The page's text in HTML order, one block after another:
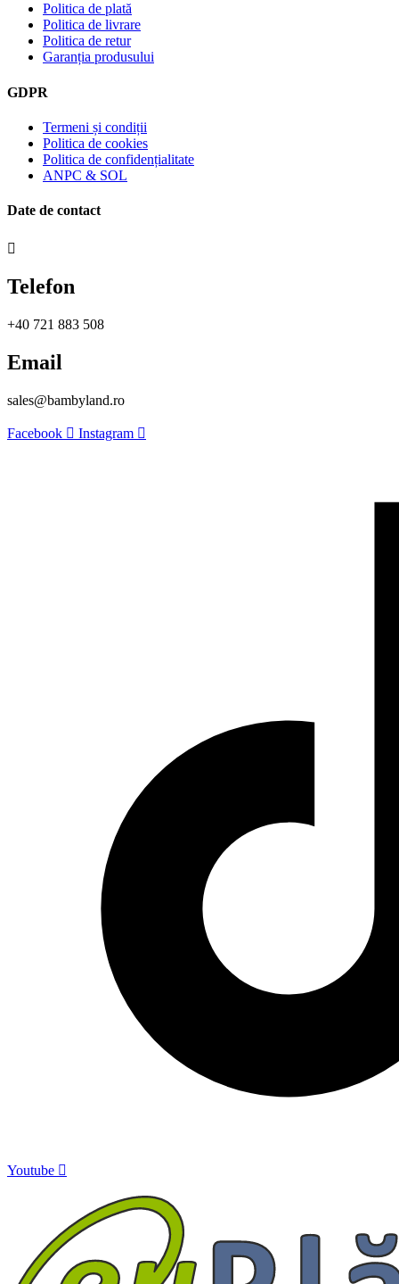
Politica de plată
Politica de livrare
Politica de retur
Garanția produsului
GDPR
Termeni și condiții
Politica de cookies
Politica de confidențialitate
ANPC & SOL
Date de contact
Telefon
+40 721 883 508
Email
sales@bambyland.ro​
Facebook Instagram
Youtube